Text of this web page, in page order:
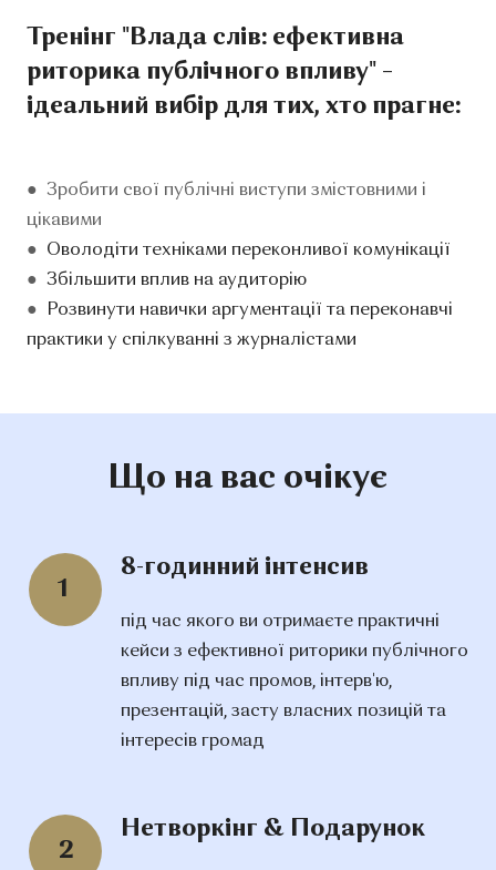
Тренінг "Влада слів: ефективна
риторика публічного впливу" –
ідеальний вибір для тих, хто прагне:
● Зробити свої публічні виступи змістовними і
цікавими
● Оволодіти техніками переконливої комунікації
● Збільшити вплив на аудиторію
●
Розвинути навички аргументації та переконавчі
практики у спілкуванні з журналістами
Що на вас очікує
1
8-годинний інтенсив
під час якого ви отримаєте практичні
кейси з ефективної риторики публічного
впливу під час промов, інтерв'ю,
презентацій, засту власних позицій та
інтересів громад
2
Нетворкінг & Подарунок